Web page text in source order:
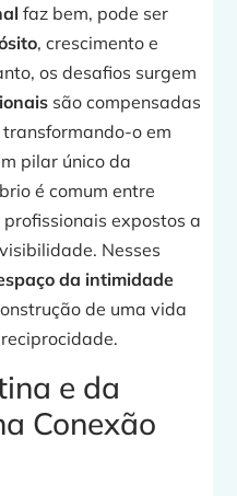
faz bem, pode ser
, crescimento e
os desafios surgem
são compensadas
o em
pilar único da
é comum entre
profissionais expostos a
Nesses
da intimidade
de uma vida
e da
Conexão